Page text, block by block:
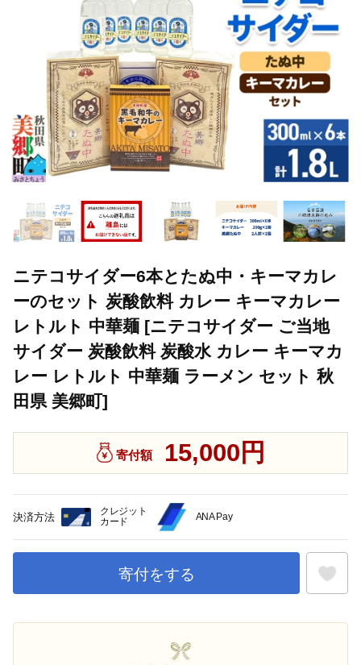
ニテコサイダー6本とたぬ中・キーマカレ
ーのセット 炭酸飲料 カレー キーマカレー
レトルト 中華麺 [ニテコサイダー ご当地
サイダー 炭酸飲料 炭酸水 カレー キーマカ
レー レトルト 中華麺 ラーメン セット 秋
田県 美郷町]
寄付額 15,000円
決済方法
クレジット
カード
ANA Pay
寄付をする